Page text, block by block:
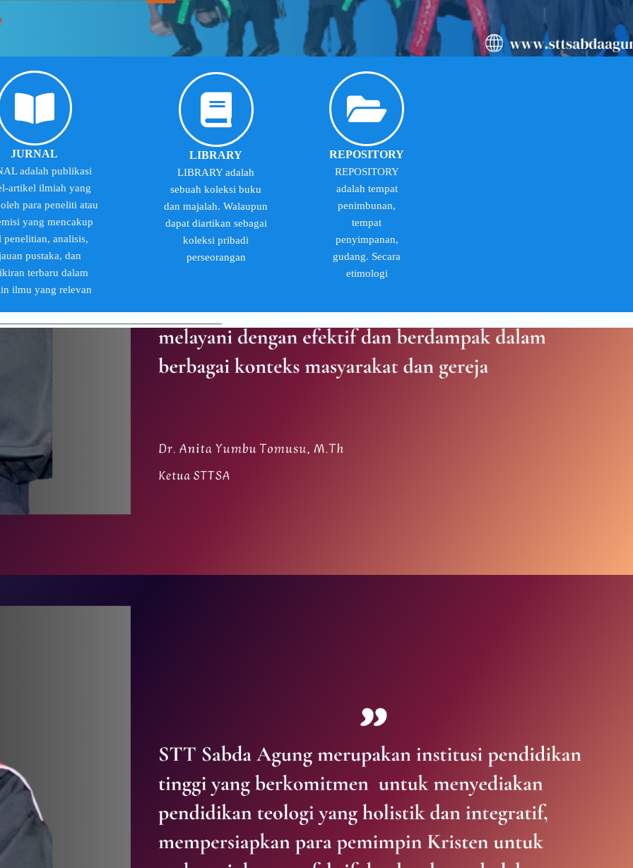
JURNAL
adalah publikasi
artikel ilmiah yang
para peneliti atau
yang mencakup
penelitian, analisis,
pustaka, dan
terbaru dalam
ilmu yang relevan
LIBRARY
LIBRARY adalah
sebuah koleksi buku
dan majalah. Walaupun
dapat diartikan sebagai
koleksi pribadi
perseorangan
REPOSITORY
REPOSITORY
adalah tempat
penimbunan,
tempat
penyimpanan,
gudang. Secara
etimologi